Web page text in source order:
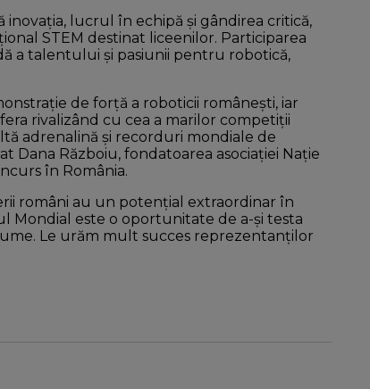
lucrul în echipă și gândirea critică,
STEM destinat liceenilor. Participarea
a talentului și pasiunii pentru robotică,
de forță a roboticii românești, iar
rivalizând cu cea a marilor competiții
adrenalină și recorduri mondiale de
Dana Războiu, fondatoarea asociației Nație
în România.
români au un potențial extraordinar în
Mondial este o oportunitate de a-și testa
Le urăm mult succes reprezentanților